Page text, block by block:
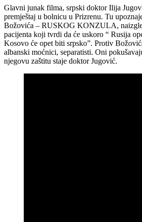
Glavni junak filma, srpski doktor Ilija
premještaj u bolnicu u Prizrenu. Tu
Božovića – RUSKOG KONZULA,
pacijenta koji tvrdi da će uskoro “ Rusija
Kosovo će opet biti srpsko”. Protiv
albanski moćnici, separatisti. Oni
njegovu zaštitu staje doktor Jugović.